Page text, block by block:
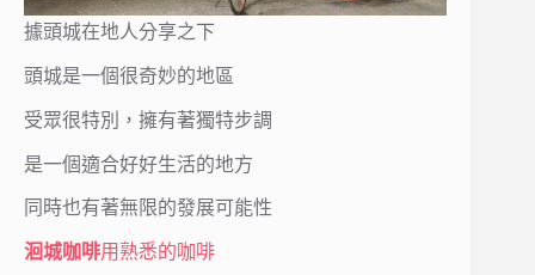
據頭城在地人分享之下
頭城是一個很奇妙的地區
受眾很特別，擁有著獨特步調
是一個適合好好生活的地方
同時也有著無限的發展可能性
洄城咖啡用熟悉的咖啡